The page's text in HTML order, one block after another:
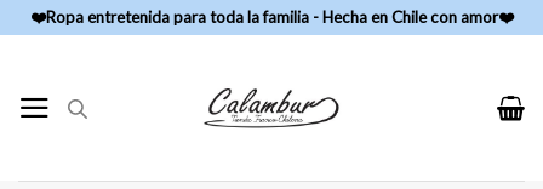
Skip❤️Ropa entretenida para toda la familia - Hecha en Chile con amor❤️